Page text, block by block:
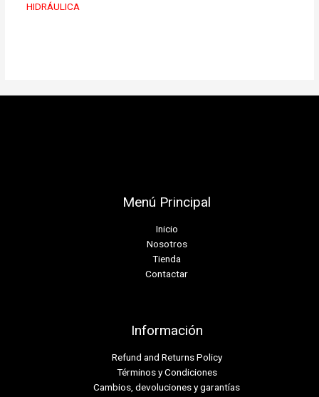
HIDRÁULICA
Menú Principal
Inicio
Nosotros
Tienda
Contactar
Información
Refund and Returns Policy
Términos y Condiciones
Cambios, devoluciones y garantías